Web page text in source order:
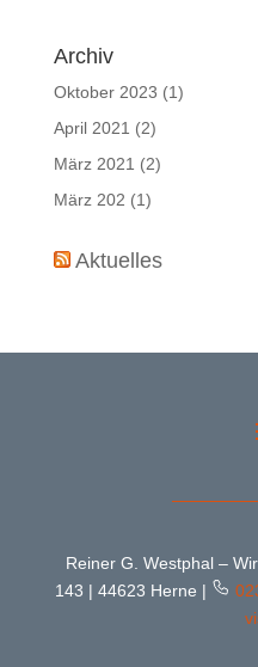
Archiv
Oktober 2023 (1)
April 2021 (2)
März 2021 (2)
März 202 (1)
Aktuelles
Reiner G. Westphal –
143 | 44623 Herne |